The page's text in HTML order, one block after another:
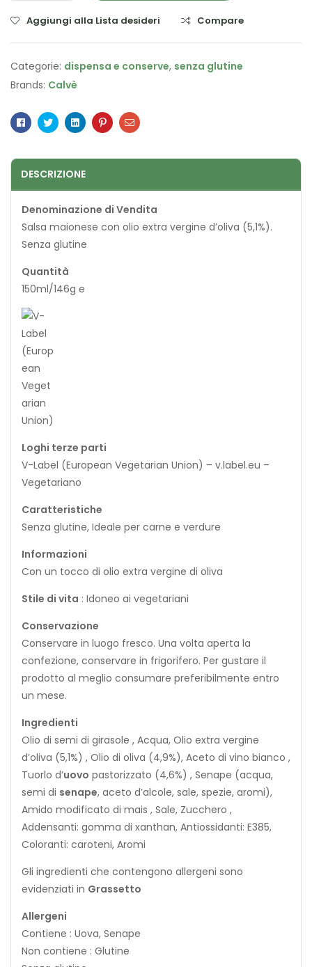
Aggiungi alla Lista desideri Compare
Categorie: dispensa e conserve, senza glutine
Brands: Calvè
Facebook
TwitterLinkedinPinterestEmail
DESCRIZIONE
Denominazione di Vendita
Salsa maionese con olio extra vergine d’oliva (5,1%).
Senza glutine
Quantità
150ml/146g e
Loghi terze parti
V-Label (European Vegetarian Union) – v.label.eu –
Vegetariano
Caratteristiche
Senza glutine, Ideale per carne e verdure
Informazioni
Con un tocco di olio extra vergine di oliva
Stile di vita : Idoneo ai vegetariani
Conservazione
Conservare in luogo fresco. Una volta aperta la
confezione, conservare in frigorifero. Per gustare il
prodotto al meglio consumare preferibilmente entro
un mese.
Ingredienti
Olio di semi di girasole , Acqua, Olio extra vergine
d’oliva (5,1%) , Olio di oliva (4,9%), Aceto di vino bianco ,
Tuorlo d’uovo pastorizzato (4,6%) , Senape (acqua,
semi di senape, aceto d’alcole, sale, spezie, aromi),
Amido modificato di mais , Sale, Zucchero ,
Addensanti: gomma di xanthan, Antiossidanti: E385,
Coloranti: caroteni, Aromi
Gli ingredienti che contengono allergeni sono
evidenziati in Grassetto
Allergeni
Contiene : Uova, Senape
Non contiene : Glutine